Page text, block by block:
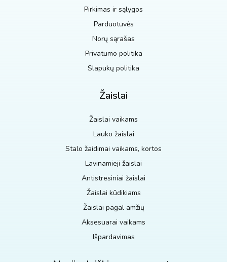
Pirkimas ir sąlygos
Parduotuvės
Norų sąrašas
Privatumo politika
Slapukų politika
Žaislai
Žaislai vaikams
Lauko žaislai
Stalo žaidimai vaikams, kortos
Lavinamieji žaislai
Antistresiniai žaislai
Žaislai kūdikiams
Žaislai pagal amžių
Aksesuarai vaikams
Išpardavimas